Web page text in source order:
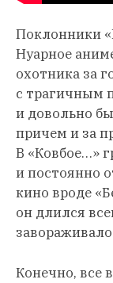
Поклонники
Нуарное
охотника за
с трагичным
и довольно
причем и за
В «Ковбое…»
и постоянно
кино вроде
он длился
Конечно, все